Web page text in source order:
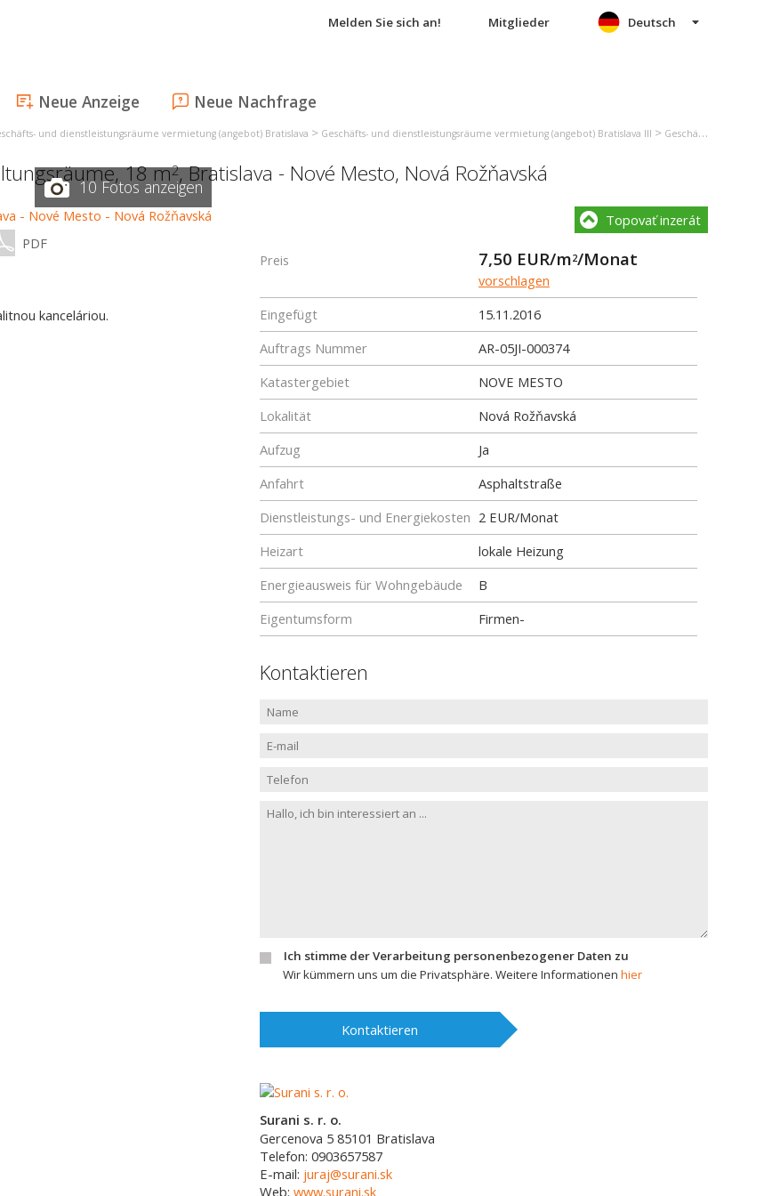
Melden Sie sich an! Mitglieder
Neue Anzeige Neue Nachfrage
Deutsch
und dienstleistungsräume vermietung (angebot) Bratislava > Geschäfts- und dienstleistungsräume vermietung (angebot) Bratislava III > Geschäfts- und dienstleistungsräume vermietung (angebot) Bratislava - Nové Mesto
18 m2,Bratislava - Nové Mesto, Nová Rožňavská
10 Fotos anzeigen
PDF
kanceláriou.
Topovať inzerát
Preis 7,50 EUR/m2/Monat
vorschlagen
Eingefügt
15.11.2016
Auftrags Nummer
AR-05JI-000374
Katastergebiet
NOVE MESTO
Lokalität
Nová Rožňavská
Aufzug
Ja
Anfahrt
Asphaltstraße
Dienstleistungs- und Energiekosten 2 EUR/Monat
Heizart
lokale Heizung
Energieausweis für Wohngebäude
B
Eigentumsform
Firmen-
Kontaktieren
Ich stimme der Verarbeitung personenbezogener Daten zu
Wir kümmern uns um die Privatsphäre. Weitere Informationen hier
Kontaktieren
Surani s. r. o.
Gercenova 5 85101 Bratislava
Telefon: 0903657587
E-mail: juraj@surani.sk
Web: www.surani.sk